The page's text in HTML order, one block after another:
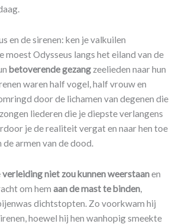
en de sirenen: ken je valkuilen
moest Odysseus langs het eiland van de
betoverende gezang zeelieden naar hun
waren half vogel, half vrouw en
door de lichamen van degenen die
liederen die je diepste verlangens
je de realiteit vergat en naar hen toe
armen van de dood.
verleiding niet zou kunnen weerstaanen
om hem aan de mast te binden,
dichtstopten. Zo voorkwam hij
hoewel hij hen wanhopig smeekte